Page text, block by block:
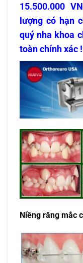
15.500.000
lượng có hạn
quý nha khoa
toàn chính xác
Niềng răng mắc